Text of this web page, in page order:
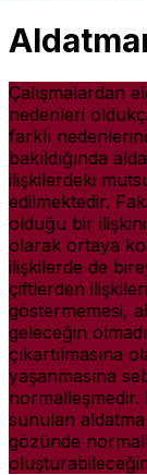
Çalışmalardan
nedenleri
farklı
bakıldığında
ilişkilerdeki
edilmektedir.
olduğu bir
olarak ortaya
ilişkilerde de
çiftlerden
göstermemesi,
geleceğin
çıkartılmasına
yaşanmasına
normalleşmedir.
sunulan
gözünde